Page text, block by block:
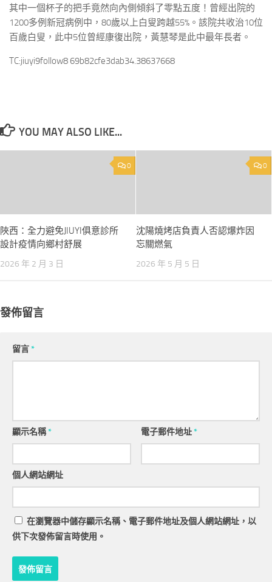
其中一個杯子的把手竟然向內側傾斜了零點五度！曾經出院的
1200多例新冠病例中，80歲以上白叟跨越55%。該院共收治10位
百歲白叟，此中5位曾經康復出院，黃慧琴是此中最年長者。
TC:jiuyi9follow8 69b82cfe3dab34.38637668
YOU MAY ALSO LIKE...
0
陜西：全力避免JIUYI俱意診所
設計疫情向鄉村舒展
2026 年 2 月 3 日
0
沈陽燒烤店負責人否認爆炸因
忘關燃氣
2026 年 5 月 5 日
發佈留言
留言*
顯示名稱* 電子郵件地址*
個人網站網址
在瀏覽器中儲存顯示名稱、電子郵件地址及個人網站網址，以
供下次發佈留言時使用。